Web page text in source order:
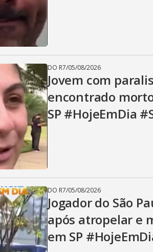
DO R7/05/08/2026
Jovem com
encontrado
SP #HojeEmDia
DO R7/05/08/2026
Jogador do São
após atropelar e
em SP